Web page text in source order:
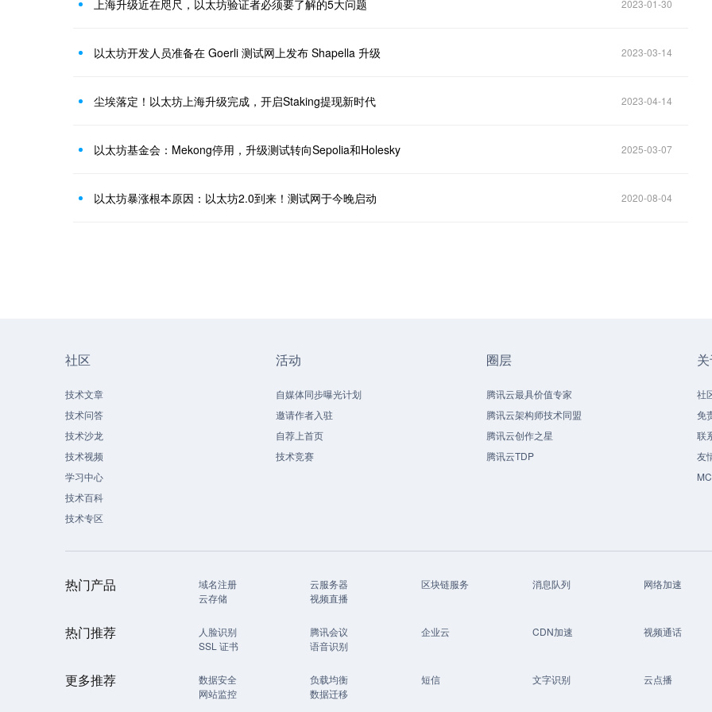
上海升级近在咫尺，以太坊验证者必须要了解的5大问题 2023-01-30
以太坊开发人员准备在 Goerli 测试网上发布 Shapella 升级 2023-03-14
尘埃落定！以太坊上海升级完成，开启Staking提现新时代 2023-04-14
以太坊基金会：Mekong停用，升级测试转向Sepolia和Holesky 2025-03-07
以太坊暴涨根本原因：以太坊2.0到来！测试网于今晚启动 2020-08-04
社区
技术文章
技术问答
技术沙龙
技术视频
学习中心
技术百科
技术专区
活动
自媒体同步曝光计划
邀请作者入驻
自荐上首页
技术竞赛
圈层
腾讯云最具价值专家
腾讯云架构师技术同盟
腾讯云创作之星
腾讯云TDP
社
免
联
友
热门产品 域名注册 云服务器 区块链服务 消息队列
网络加速
云存储
视频直播
热门推荐 人脸识别 腾讯会议 企业云 CDN加速
视频通话
SSL 证书
语音识别
更多推荐 数据安全 负载均衡 短信 文字识别
云点播
网站监控
数据迁移